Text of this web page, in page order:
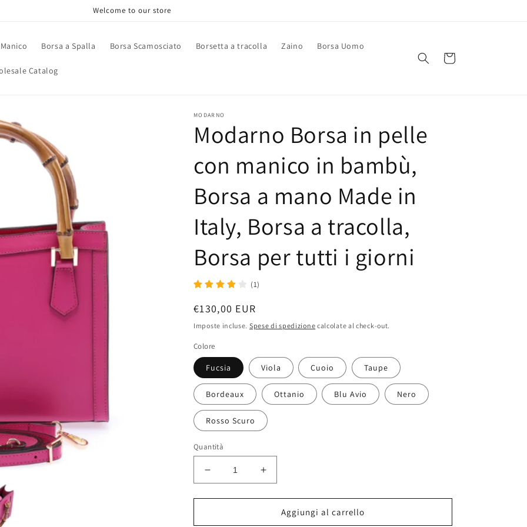
Welcome to our store
Borsa a Spalla Borsa Scamosciato Borsetta a tracolla Zaino Borsa Uomo
Catalog
Carrello
MODARNO
Modarno Borsa in pelle
con manico in bambù,
Borsa a mano Made in
Italy, Borsa a tracolla,
Borsa per tutti i giorni
(1)
Prezzo
di
listino
€130,00 EUR
Imposte incluse. Spese di spedizione calcolate al check-out.
Colore
Fucsia Viola Cuoio Taupe
Bordeaux Ottanio Blu Avio Nero
Rosso Scuro
Quantità
Diminuisci
quantità
per
Borsa
Aumenta
quantità
per
Modarno
Borsa
Aggiungi al carrello